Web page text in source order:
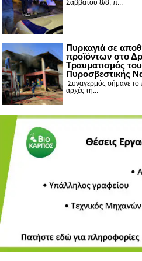
Σαββάτου 8/8, π...
Πυρκαγιά σε
προϊόντων στο
Τραυματισμός του
Πυροσβεστικής
Συναγερμός σήμανε το
αρχές τη...